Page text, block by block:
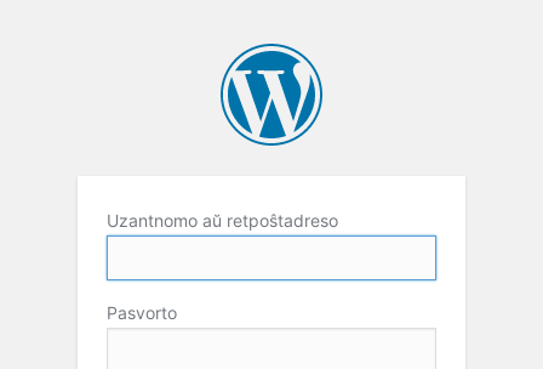
Uzantnomo aŭ retpoŝtadreso
Pasvorto